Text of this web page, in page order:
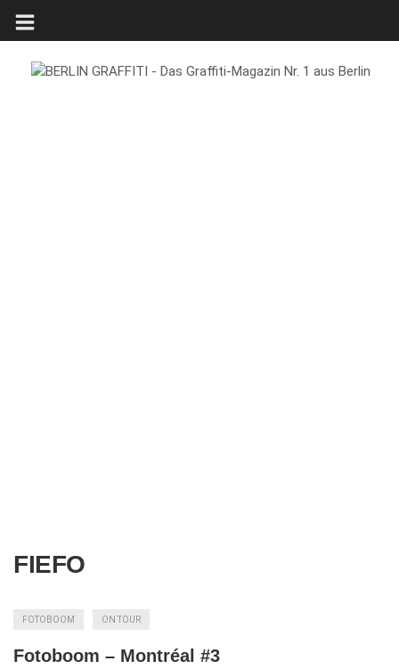
FIEFO
FOTOBOOM ON TOUR
Fotoboom – Montréal #3